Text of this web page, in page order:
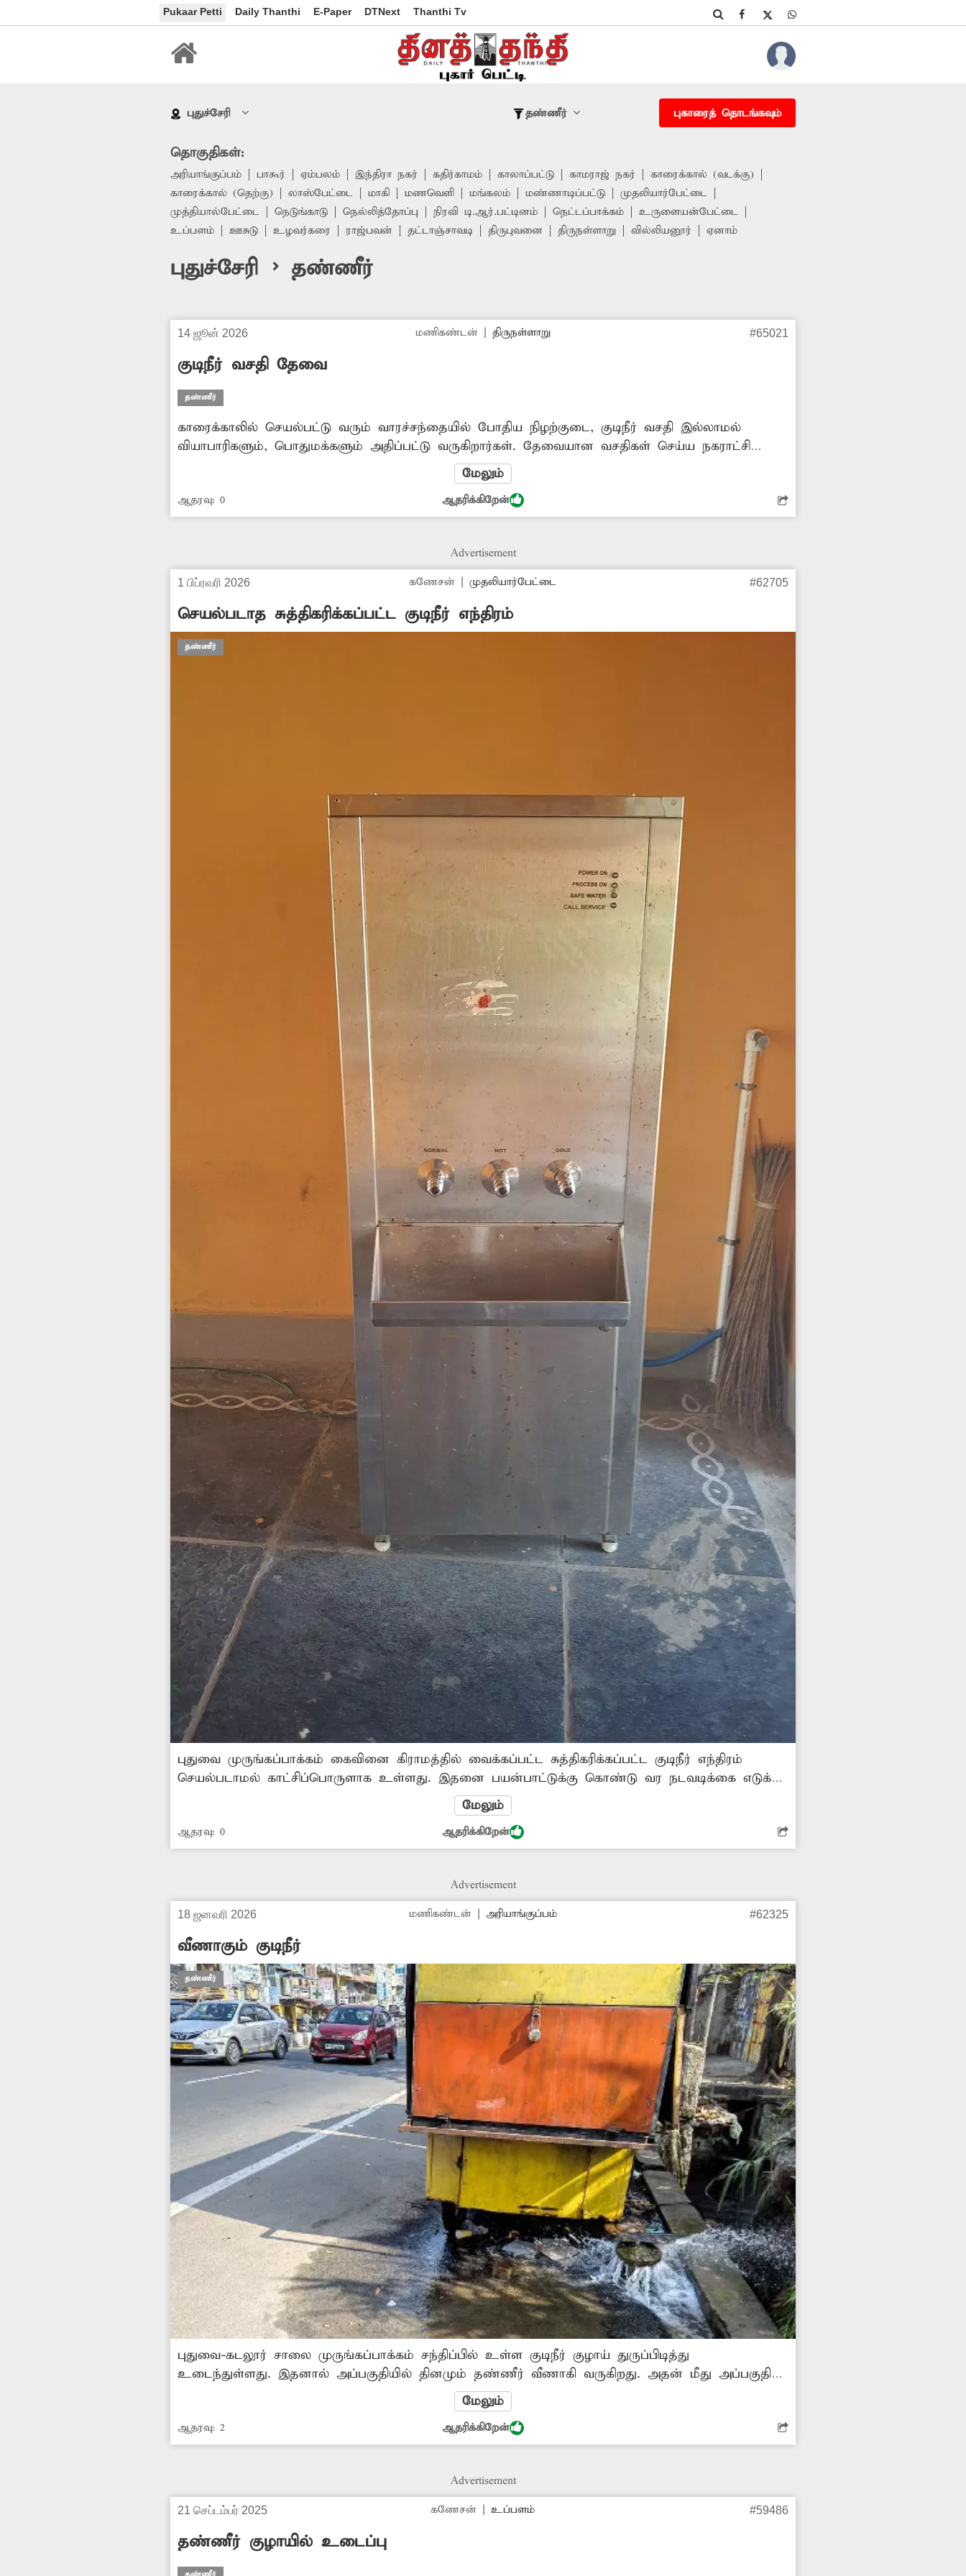
Pukaar Petti Daily Thanthi E-Paper DTNext Thanthi Tv
புதுச்சேரி தண்ணீர் புகாரைத் தொடங்கவும்
தொகுதிகள்:
அரியாங்குப்பம் பாகூர் ஏம்பலம் இந்திரா நகர் கதிர்காமம் காலாப்பட்டு காமராஜ் நகர்
காரைக்கால் (வடக்கு)
காரைக்கால் (தெற்கு)
லாஸ்பேட்டை மாகி மணவெளி மங்கலம் மண்ணாடிப்பட்டு
முதலியார்பேட்டை
முத்தியால்பேட்டை
நெடுங்காடு நெல்லித்தோப்பு நிரவி டி.ஆர்.பட்டினம் நெட்டப்பாக்கம்
உருளையன்பேட்டை
உப்பளம்
ஊசுடு உழவர்கரை ராஜ்பவன் தட்டாஞ்சாவடி திருபுவனை திருநள்ளாறு வில்லியனூர் ஏனாம்
புதுச்சேரி > தண்ணீர்
14 ஜூன் 2026 மணிகண்டன் திருநள்ளாறு #65021
குடிநீர் வசதி தேவை
தண்ணீர்
காரைக்காலில் செயல்பட்டு வரும் வாரச்சந்தையில் போதிய நிழற்குடை, குடிநீர் வசதி இல்லாமல்
வியாபாரிகளும், பொதுமக்களும் அதிப்பட்டு வருகிறார்கள். தேவையான வசதிகள் செய்ய நகராட்சி
மேலும்
ஆதரவு: 0 ஆதரிக்கிறேன்
Advertisement
1 பிப்ரவரி 2026 கணேசன் |முதலியார்பேட்டை #62705
செயல்படாத சுத்திகரிக்கப்பட்ட குடிநீர் எந்திரம்
தண்ணீர்
புதுவை முருங்கப்பாக்கம் கைவினை கிராமத்தில் வைக்கப்பட்ட சுத்திகரிக்கப்பட்ட குடிநீர் எந்திரம்
செயல்படாமல் காட்சிப்பொருளாக உள்ளது. இதனை பயன்பாட்டுக்கு கொண்டு வர நடவடிக்கை எடுக்க
மேலும்
ஆதரவு: 0 ஆதரிக்கிறேன்
Advertisement
18 ஜனவரி 2026 மணிகண்டன் அரியாங்குப்பம் #62325
வீணாகும் குடிநீர்
தண்ணீர்
புதுவை-கடலூர் சாலை முருங்கப்பாக்கம் சந்திப்பில் உள்ள குடிநீர் குழாய் துருப்பிடித்து
உடைந்துள்ளது. இதனால் அப்பகுதியில் தினமும் தண்ணீர் வீணாகி வருகிறது. அதன் மீது அப்பகுதி
மக்கள் சிமெண்டு கல்லை வைத்துள்ளனர். இதனை சரிசெய்ய அதிகாரிகள் நடவடிக்கை எடுக்க
மேலும்
ஆதரவு: 2 ஆதரிக்கிறேன்
Advertisement
21 செப்டம்பர் 2025 கணேசன் |உப்பளம் #59486
தண்ணீர் குழாயில் உடைப்பு